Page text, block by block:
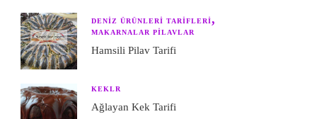
DENIZ ÜRÜNLERI TARIFLERI
MAKARNALAR PILAVLAR
Hamsili Pilav Tarifi
KEKLR
Ağlayan Kek Tarifi